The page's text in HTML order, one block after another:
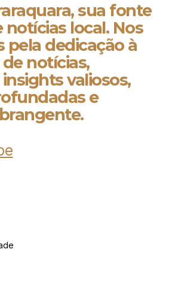
sua fonte
local. Nos
pela dedicação à
notícias,
valiosos,
e